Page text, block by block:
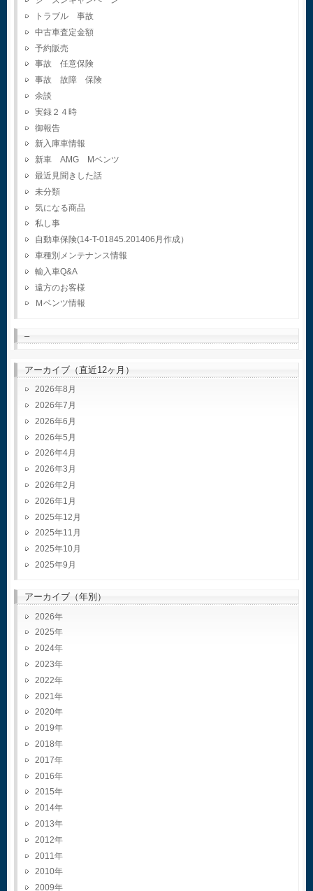
トラブル 事故
中古車査定金額
予約販売
事故 任意保険
事故 故障 保険
余談
実録２４時
御報告
新入庫車情報
新車 AMG Mベンツ
最近見聞きした話
未分類
気になる商品
私し事
自動車保険(14-T-01845.201406月作成）
車種別メンテナンス情報
輸入車Q&A
遠方のお客様
Ｍベンツ情報
–
アーカイブ（直近12ヶ月）
2026年8月
2026年7月
2026年6月
2026年5月
2026年4月
2026年3月
2026年2月
2026年1月
2025年12月
2025年11月
2025年10月
2025年9月
アーカイブ（年別）
2026
2025
2024
2023
2022
2021
2020
2019
2018
2017
2016
2015
2014
2013
2012
2011
2010
2009